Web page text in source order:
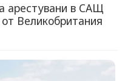
арестувани в САЩ
Великобритания